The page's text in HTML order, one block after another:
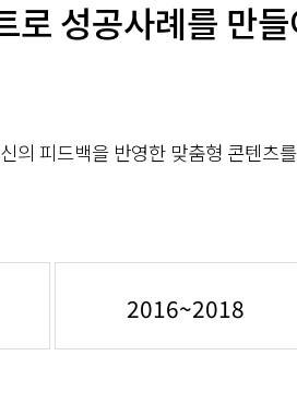
로 성공사례를 만
의 피드백을 반영한 맞춤형 콘텐츠
2016~2018